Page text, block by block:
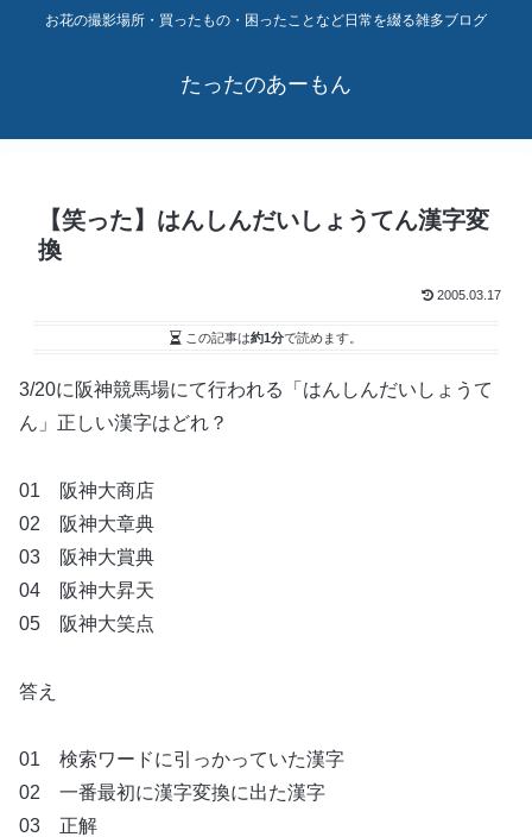
お花の撮影場所・買ったもの・困ったことなど日常を綴る雑多ブログ
たったのあーもん
【笑った】はんしんだいしょうてん漢字変
換
2005.03.17
この記事は約1分で読めます。
3/20に阪神競馬場にて行われる「はんしんだいしょうて
ん」正しい漢字はどれ？
01 阪神大商店
02 阪神大章典
03 阪神大賞典
04 阪神大昇天
05 阪神大笑点
答え
01 検索ワードに引っかっていた漢字
02 一番最初に漢字変換に出た漢字
03 正解